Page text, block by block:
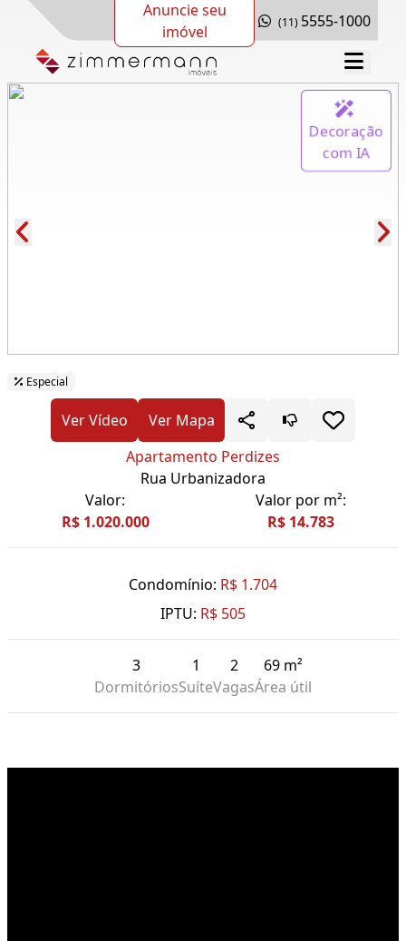
Anuncie seu
imóvel
(11) 5555-1000
Decoração
com IA
Especial
Ver Vídeo
Ver Mapa
Apartamento Perdizes
Rua Urbanizadora
Valor:
R$ 1.020.000
Valor por m²:
R$ 14.783
Condomínio: R$ 1.704
IPTU: R$ 505
3
Dormitórios
1
Suíte
2
Vagas
69 m²
Área útil